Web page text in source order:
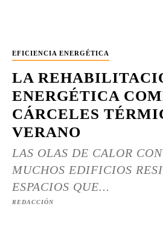
EFICIENCIA ENERGÉTICA
LA
ENERGÉTICA
CÁRCELES
VERANO
LAS OLAS DE CALOR
MUCHOS EDIFICIOS
ESPACIOS QUE...
REDACCIÓN